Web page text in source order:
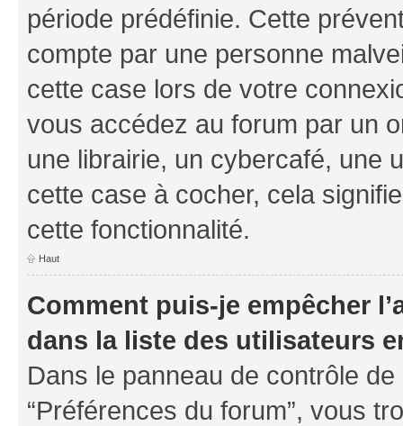
période prédéfinie. Cette
compte par une personne
cette case lors de votre
vous accédez au forum par un
une librairie, un cybercafé, une
cette case à cocher, cela
cette fonctionnalité.
Haut
Comment puis-je empêcher
dans la liste des utilisateurs
Dans le panneau de contrôle
“Préférences du forum”, vous